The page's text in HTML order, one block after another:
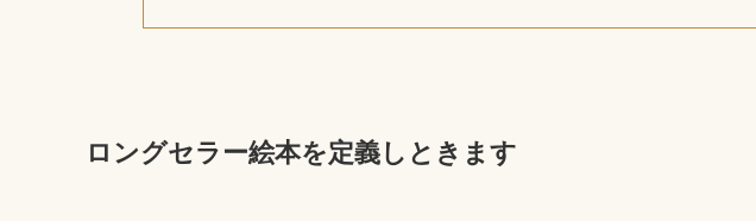
ロングセラー絵本を定義しときます